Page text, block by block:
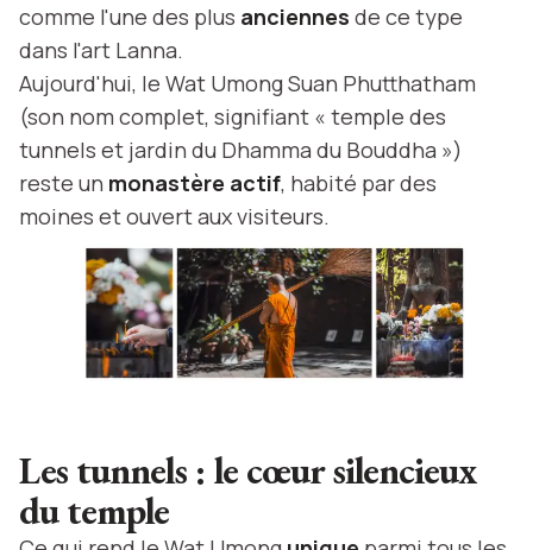
comme l'une des plus anciennes de ce type
dans l'art Lanna.
Aujourd'hui, le Wat Umong Suan Phutthatham
(son nom complet, signifiant « temple des
tunnels et jardin du Dhamma du Bouddha »)
reste un monastère actif, habité par des
moines et ouvert aux visiteurs.
Les tunnels : le cœur silencieux
du temple